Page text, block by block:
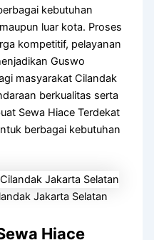
kebutuhan
luar kota. Proses
kompetitif, pelayanan
Guswo
masyarakat Cilandak
berkualitas serta
Sewa Hiace Terdekat
berbagai kebutuhan
Jakarta Selatan
Hiace